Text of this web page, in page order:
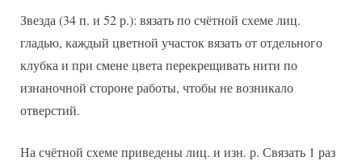
Звезда (34 п. и 52 р.): вязать по счётной схеме лиц.
гладью, каждый цветной участок вязать от отдельного
клубка и при смене цвета перекрещивать нити по
изнаночной стороне работы, чтобы не возникало
отверстий.
На счётной схеме приведены лиц. и изн. р. Связать 1 раз